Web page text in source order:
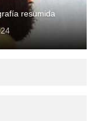
resumida